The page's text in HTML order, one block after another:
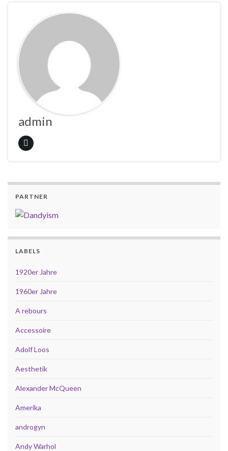
admin
PARTNER
LABELS
1920er Jahre
1960er Jahre
A rebours
Accessoire
Adolf Loos
Aesthetik
Alexander McQueen
Amerika
androgyn
Andy Warhol